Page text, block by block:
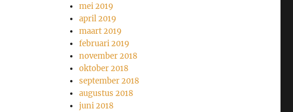
mei 2019
april 2019
maart 2019
februari 2019
november 2018
oktober 2018
september 2018
augustus 2018
juni 2018